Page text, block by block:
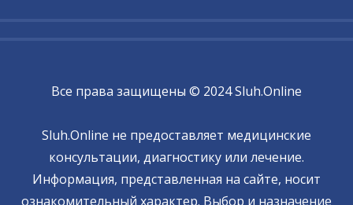
Все права защищены © 2024 Sluh.Online
Sluh.Online не предоставляет медицинские
консультации, диагностику или лечение.
Информация, представленная на сайте, носит
ознакомительный характер. Выбор и назначение